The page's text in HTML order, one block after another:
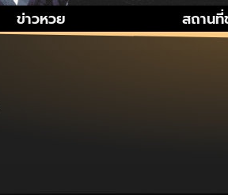
ข่าวหวย สถาน